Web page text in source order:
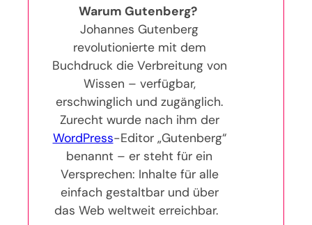
Warum Gutenberg?
Johannes Gutenberg
revolutionierte mit dem
Buchdruck die Verbreitung von
Wissen – verfügbar,
erschwinglich und zugänglich.
Zurecht wurde nach ihm der
WordPress-Editor „Gutenberg“
benannt – er steht für ein
Versprechen: Inhalte für alle
einfach gestaltbar und über
das Web weltweit erreichbar.